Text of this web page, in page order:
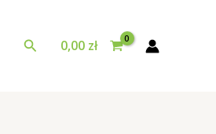
Szukaj0,00 zł